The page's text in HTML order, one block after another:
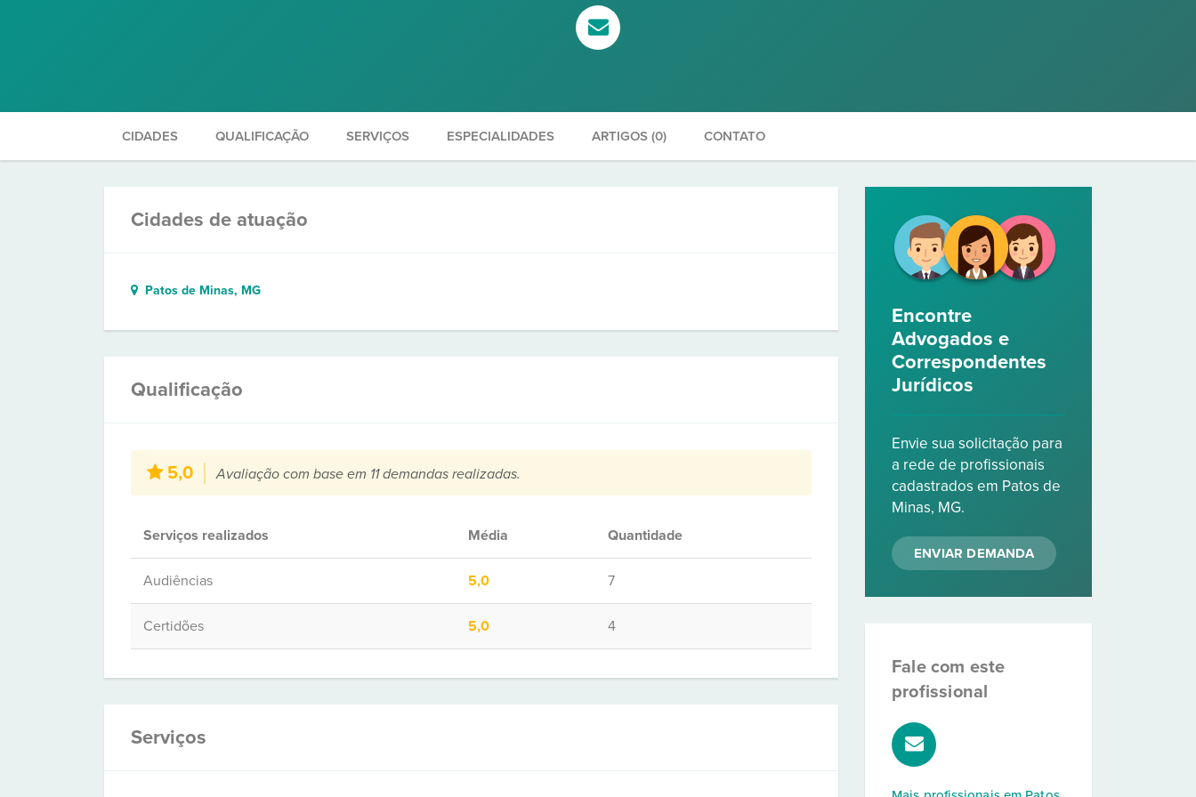
CIDADES QUALIFICAÇÃO SERVIÇOS ESPECIALIDADES ARTIGOS (0) CONTATO
Cidades de atuação
Patos de Minas, MG
Qualificação
5,0 Avaliação com base em 11 demandas realizadas.
Serviços realizados Média Quantidade
Audiências 5,0 7
Certidões 5,0 4
Serviços
Encontre
Advogados e
Correspondentes
Jurídicos
Envie sua solicitação para
a rede de profissionais
cadastrados em Patos de
Minas, MG.
ENVIAR DEMANDA
Fale com este
profissional